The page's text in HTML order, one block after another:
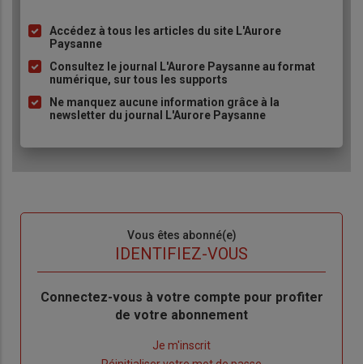
Liste
puce
Accédez à tous les articles du site L'Aurore
Paysanne
Consultez le journal L'Aurore Paysanne au format
numérique, sur tous les supports
Ne manquez aucune information grâce à la
newsletter du journal L'Aurore Paysanne
Vous êtes abonné(e)
IDENTIFIEZ-VOUS
Body
Connectez-vous à votre compte pour profiter
de votre abonnement
Je m'inscrit